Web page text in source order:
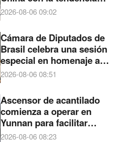
"China Cool"
2026-08-06 09:02
Cámara de Diputados de
Brasil celebra una sesión
especial en homenaje al
Año Cultura China-Brasil
2026-08-06 08:51
Ascensor de acantilado
comienza a operar en
Yunnan para facilitar
viajes de estudiantes a
2026-08-06 08:23